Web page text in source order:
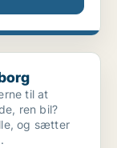
til at
ren bil?
og sætter